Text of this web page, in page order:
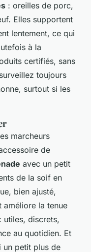
: oreilles de porc,
Elles supportent
lentement, ce qui
à la
certifiés, sans
toujours
surtout si les
marcheurs
de
avec un petit
de la soif en
bien ajusté,
améliore la tenue
utiles, discrets,
au quotidien. Et
un petit plus de